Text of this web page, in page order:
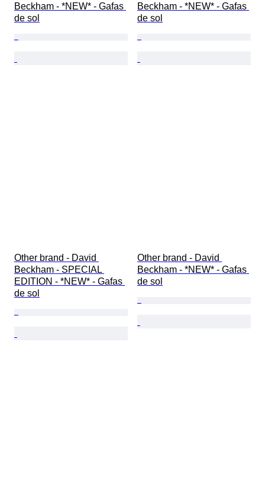
Beckham - *NEW* - Gafas
de sol
Beckham - *NEW* - Gafas
de sol
Other brand - David
Beckham - SPECIAL
EDITION - *NEW* - Gafas
de sol
Other brand - David
Beckham - *NEW* - Gafas
de sol